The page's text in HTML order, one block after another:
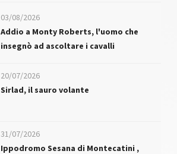
03/08/2026
Addio a Monty Roberts, l'uomo che
insegnò ad ascoltare i cavalli
20/07/2026
Sirlad, il sauro volante
31/07/2026
Ippodromo Sesana di Montecatini ,